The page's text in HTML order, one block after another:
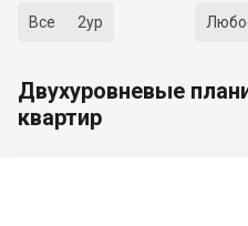
Все 2ур
Двухуровневые
квартир